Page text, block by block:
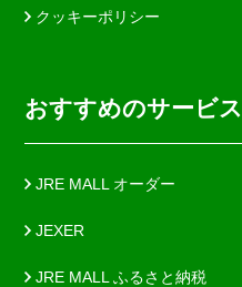
クッキーポリシー
おすすめのサービス
JRE MALL オーダー
JEXER
JRE MALL ふるさと納税